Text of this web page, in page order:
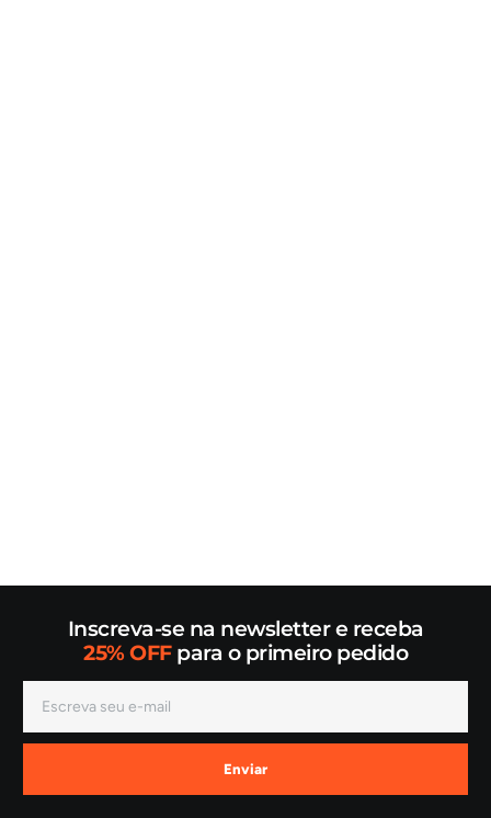
Inscreva-se na newsletter e receba
25% OFFpara o primeiro pedido
Enviar